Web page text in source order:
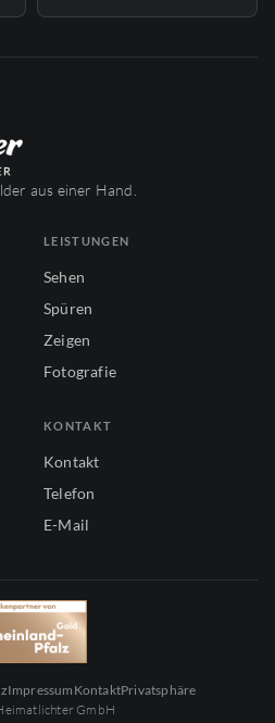
aus einer Hand.
LEISTUNGEN
Sehen
Spüren
Zeigen
Fotografie
KONTAKT
Kontakt
Telefon
E-Mail
Impressum KontaktPrivatsphäre
GmbH